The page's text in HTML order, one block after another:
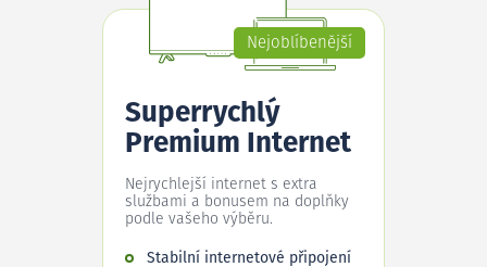
Nejoblíbenější
Superrychlý
Premium Internet
Nejrychlejší internet s extra
službami a bonusem na doplňky
podle vašeho výběru.
Stabilní internetové připojení